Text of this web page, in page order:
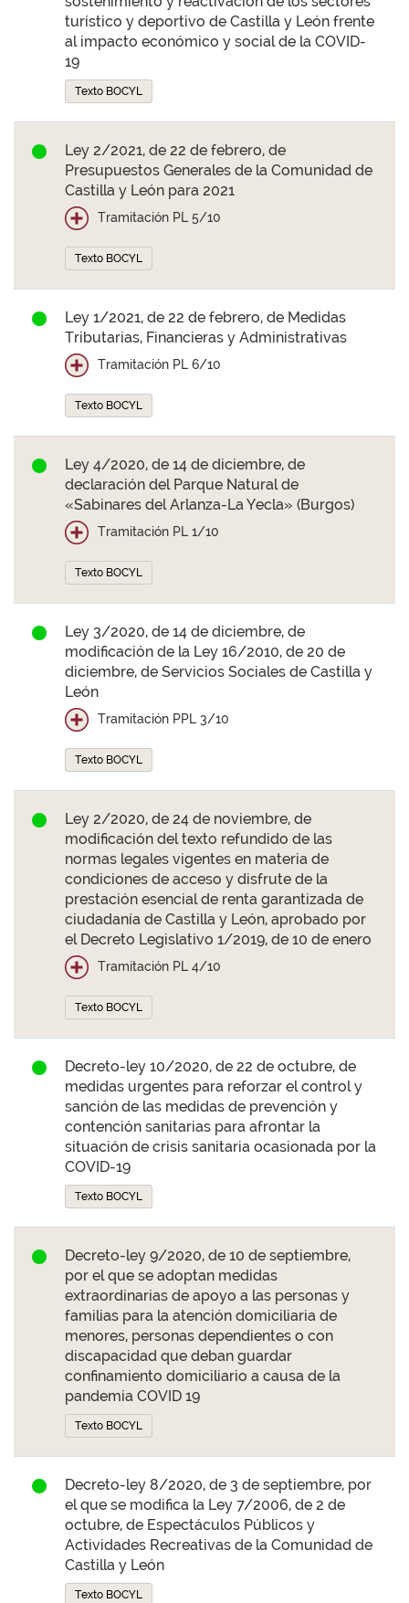
turístico y deportivo de Castilla y León frente
al impacto económico y social de la COVID-
19
Texto BOCYL
Ley 2/2021, de 22 de febrero, de
Presupuestos Generales de la Comunidad de
Castilla y León para 2021
Tramitación PL 5/10
Texto BOCYL
Ley 1/2021, de 22 de febrero, de Medidas
Tributarias, Financieras y Administrativas
Tramitación PL 6/10
Texto BOCYL
Ley 4/2020, de 14 de diciembre, de
declaración del Parque Natural de
«Sabinares del Arlanza-La Yecla» (Burgos)
Tramitación PL 1/10
Texto BOCYL
Ley 3/2020, de 14 de diciembre, de
modificación de la Ley 16/2010, de 20 de
diciembre, de Servicios Sociales de Castilla y
León
Tramitación PPL 3/10
Texto BOCYL
Ley 2/2020, de 24 de noviembre, de
modificación del texto refundido de las
normas legales vigentes en materia de
condiciones de acceso y disfrute de la
prestación esencial de renta garantizada de
ciudadanía de Castilla y León, aprobado por
el Decreto Legislativo 1/2019, de 10 de enero
Tramitación PL 4/10
Texto BOCYL
Decreto-ley 10/2020, de 22 de octubre, de
medidas urgentes para reforzar el control y
sanción de las medidas de prevención y
contención sanitarias para afrontar la
situación de crisis sanitaria ocasionada por la
COVID-19
Texto BOCYL
Decreto-ley 9/2020, de 10 de septiembre,
por el que se adoptan medidas
extraordinarias de apoyo a las personas y
familias para la atención domiciliaria de
menores, personas dependientes o con
discapacidad que deban guardar
confinamiento domiciliario a causa de la
pandemia COVID 19
Texto BOCYL
Decreto-ley 8/2020, de 3 de septiembre, por
el que se modifica la Ley 7/2006, de 2 de
octubre, de Espectáculos Públicos y
Actividades Recreativas de la Comunidad de
Castilla y León
Texto BOCYL